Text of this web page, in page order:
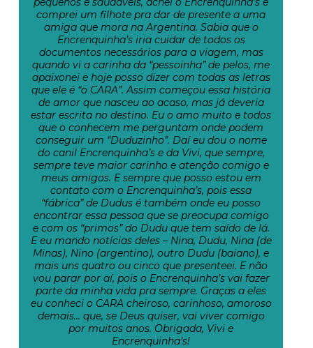
comprei um filhote pra dar de presente a uma
amiga que mora na Argentina. Sabia que o
Encrenquinha’s iria cuidar de todos os
documentos necessários para a viagem, mas
quando vi a carinha da “pessoinha” de pelos, me
apaixonei e hoje posso dizer com todas as letras
que ele é “o CARA”. Assim começou essa história
de amor que nasceu ao acaso, mas já deveria
estar escrita no destino. Eu o amo muito e todos
que o conhecem me perguntam onde podem
conseguir um “Duduzinho”. Daí eu dou o nome
do canil Encrenquinha’s e da Vivi, que sempre,
sempre teve maior carinho e atenção comigo e
meus amigos. E sempre que posso estou em
contato com o Encrenquinha’s, pois essa
“fábrica” de Dudus é também onde eu posso
encontrar essa pessoa que se preocupa comigo
e com os “primos” do Dudu que tem saído de lá.
E eu mando notícias deles – Nina, Dudu, Nina (de
Minas), Nino (argentino), outro Dudu (baiano), e
mais uns quatro ou cinco que presenteei. E não
vou parar por aí, pois o Encrenquinha’s vai fazer
parte da minha vida pra sempre. Graças a eles
eu conheci o CARA cheiroso, carinhoso, amoroso
demais… que, se Deus quiser, vai viver comigo
por muitos anos. Obrigada, Vivi e
Encrenquinha’s!